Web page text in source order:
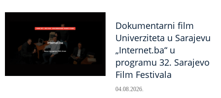
Dokumentarni film
Univerziteta u Sarajevu
„Internet.ba“ u
programu 32. Sarajevo
Film Festivala
04.08.2026.